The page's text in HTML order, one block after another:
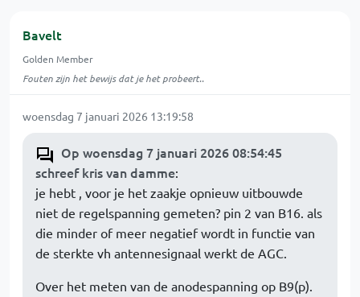
Bavelt
Golden Member
Fouten zijn het bewijs dat je het probeert..
woensdag 7 januari 2026 13:19:58
Op woensdag 7 januari 2026 08:54:45
schreef kris van damme:
je hebt , voor je het zaakje opnieuw uitbouwde
niet de regelspanning gemeten? pin 2 van B16. als
die minder of meer negatief wordt in functie van
de sterkte vh antennesignaal werkt de AGC.
Over het meten van de anodespanning op B9(p).